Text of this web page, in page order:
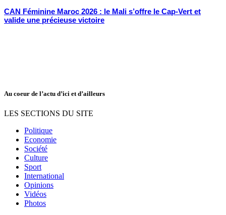
CAN Féminine Maroc 2026 : le Mali s’offre le Cap-Vert et
valide une précieuse victoire
Au coeur de l’actu d’ici et d’ailleurs
LES SECTIONS DU SITE
Politique
Economie
Société
Culture
Sport
International
Opinions
Vidéos
Photos